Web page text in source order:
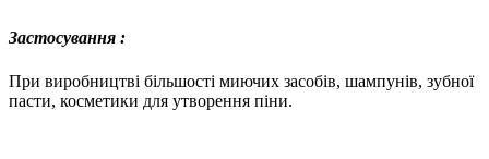
Застосування :
При виробництві більшості миючих засобів, шампунів, зубної
пасти, косметики для утворення піни.